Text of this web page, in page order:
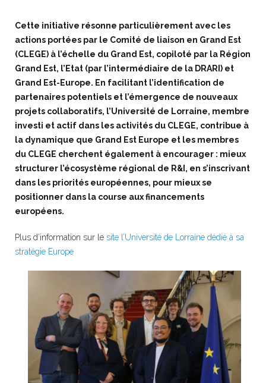
Cette initiative résonne particulièrement avec les
actions portées par le Comité de liaison en Grand Est
(CLEGE) à l’échelle du Grand Est, copiloté par la Région
Grand Est, l’Etat (par l’intermédiaire de la DRARI) et
Grand Est-Europe. En facilitant l’identification de
partenaires potentiels et l’émergence de nouveaux
projets collaboratifs, l’Université de Lorraine, membre
investi et actif dans les activités du CLEGE, contribue à
la dynamique que Grand Est Europe et les membres
du CLEGE cherchent également à encourager : mieux
structurer l’écosystème régional de R&I, en s’inscrivant
dans les priorités européennes, pour mieux se
positionner dans la course aux financements
européens.
Plus d’information sur le site l’Université de Lorraine dédié à sa
stratégie Europe